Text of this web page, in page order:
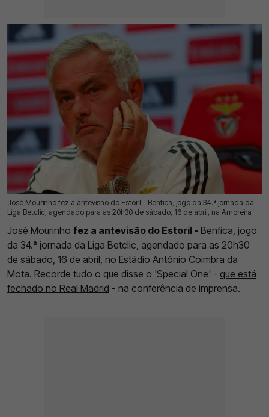
José Mourinho fez a antevisão do Estoril - Benfica, jogo da 34.ª jornada da
Liga Betclic, agendado para as 20h30 de sábado, 16 de abril, na Amoreira
15 Mai 2026 | 12:03 | 0
José Mourinho fez a antevisão do Estoril - Benfica, jogo
da 34.ª jornada da Liga Betclic, agendado para as 20h30
de sábado, 16 de abril, no Estádio António Coimbra da
Mota. Recorde tudo o que disse o 'Special One' - que está
fechado no Real Madrid - na conferência de imprensa.